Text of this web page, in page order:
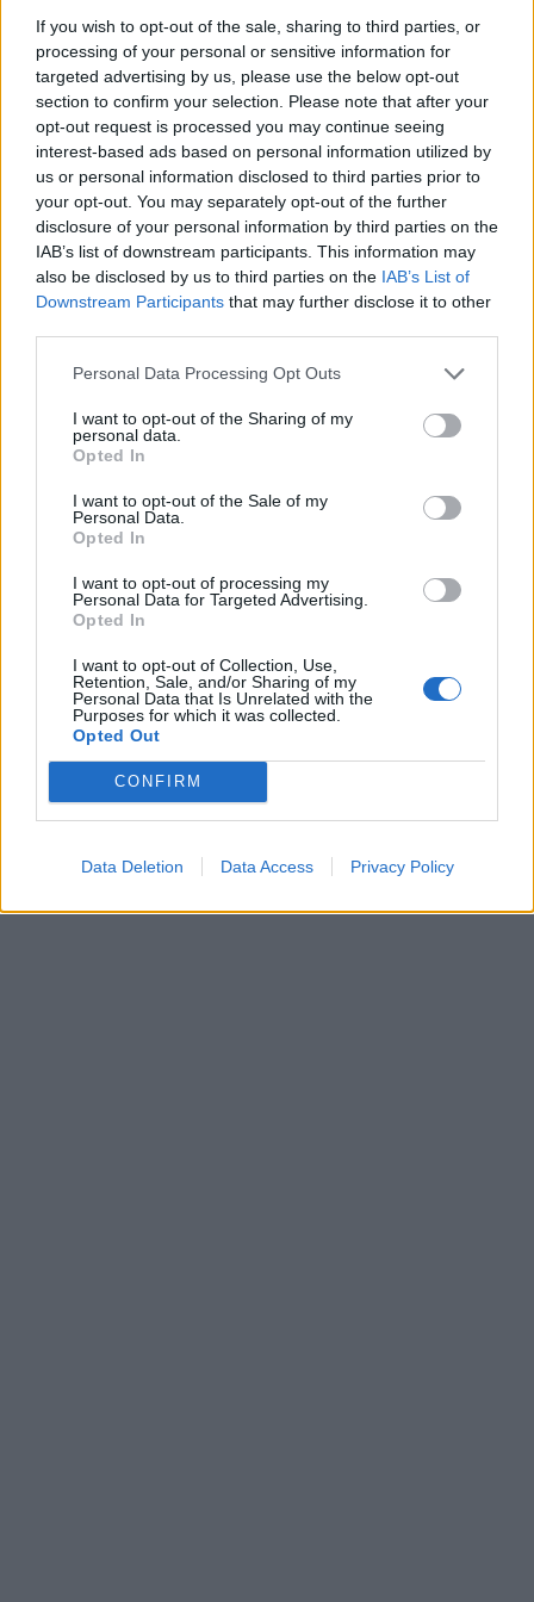
If you wish to opt-out of the sale, sharing to third parties, or
processing of your personal or sensitive information for
targeted advertising by us, please use the below opt-out
section to confirm your selection. Please note that after your
opt-out request is processed you may continue seeing
interest-based ads based on personal information utilized by
us or personal information disclosed to third parties prior to
your opt-out. You may separately opt-out of the further
disclosure of your personal information by third parties on the
IAB’s list of downstream participants. This information may
also be disclosed by us to third parties on the IAB’s List of
Downstream Participants that may further disclose it to other
Personal Data Processing Opt Outs
I want to opt-out of the Sharing of my
personal data.
Opted In
I want to opt-out of the Sale of my
Personal Data.
Opted In
I want to opt-out of processing my
Personal Data for Targeted Advertising.
Opted In
I want to opt-out of Collection, Use,
Retention, Sale, and/or Sharing of my
Personal Data that Is Unrelated with the
Purposes for which it was collected.
Opted Out
CONFIRM
Data Deletion Data Access Privacy Policy